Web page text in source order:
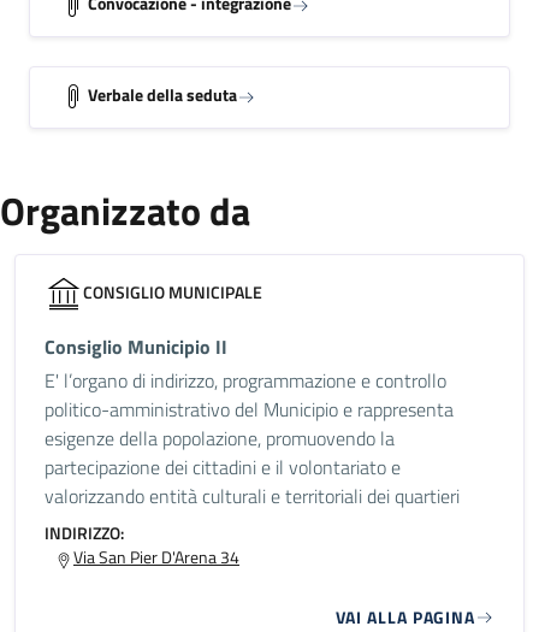
Verbale della seduta
Organizzato da
CONSIGLIO MUNICIPALE
Consiglio Municipio II
E' l’organo di indirizzo, programmazione e controllo
politico-amministrativo del Municipio e rappresenta
esigenze della popolazione, promuovendo la
partecipazione dei cittadini e il volontariato e
valorizzando entità culturali e territoriali dei quartieri
INDIRIZZO:
Via San Pier D'Arena 34
VAI ALLA PAGINA